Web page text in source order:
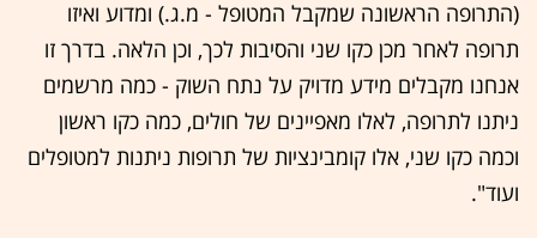
(התרופה הראשונה שמקבל המטופל - מ.ג.) ומדוע ואיזו
תרופה לאחר מכן כקו שני והסיבות לכך, וכן הלאה. בדרך זו
אנחנו מקבלים מידע מדויק על נתח השוק - כמה מרשמים
ניתנו לתרופה, לאלו מאפיינים של חולים, כמה כקו ראשון
וכמה כקו שני, אלו קומבינציות של תרופות ניתנות למטופלים
ועוד".